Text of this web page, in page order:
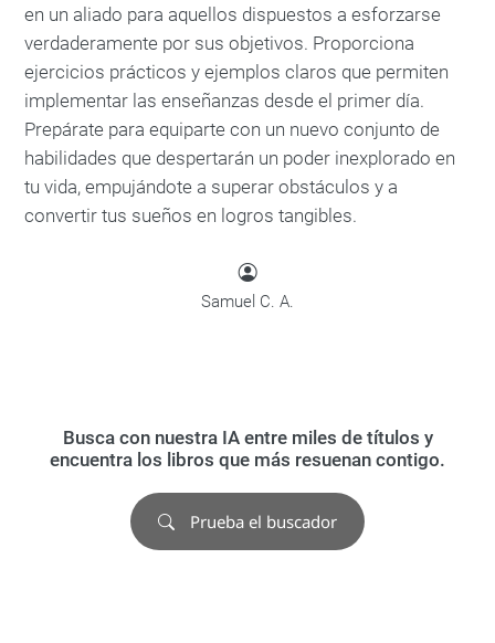
en un aliado para aquellos dispuestos a esforzarse
verdaderamente por sus objetivos. Proporciona
ejercicios prácticos y ejemplos claros que permiten
implementar las enseñanzas desde el primer día.
Prepárate para equiparte con un nuevo conjunto de
habilidades que despertarán un poder inexplorado en
tu vida, empujándote a superar obstáculos y a
convertir tus sueños en logros tangibles.
Samuel C. A.
Busca con nuestra IA entre miles de títulos y
encuentra los libros que más resuenan contigo.
Prueba el buscador